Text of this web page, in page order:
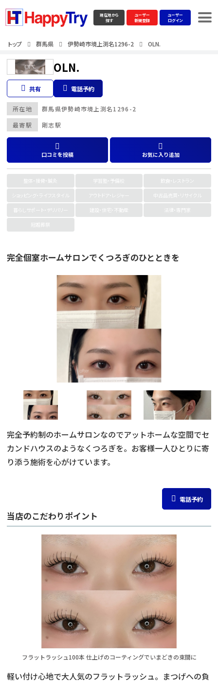
現在地から
探す
ユーザー
新規登録
ユーザー
ログイン
トップ 群馬県 伊勢崎市境上渕名1296-2 OLN.
OLN.
共有 電話予約
最寄駅 剛志駅
所在地 群馬県伊勢崎市境上渕名1296-2
口コミを投稿 お気に入り追加
整体・接骨・鍼灸 学習塾・予備校
飲食・レストラン
ショッピング・ライフスタイル
アウトドア・レジャー
中古品売買・リサイクル
暮らしサポート・デリバリー
建設・住宅・不動産
法律・専門家
冠婚葬祭
完全個室ホームサロンでくつろぎのひとときを
完全予約制のホームサロンなのでアットホームな空間でセ
カンドハウスのようなくつろぎを。お客様一人ひとりに寄
り添う施術を心がけています。
電話予約
当店のこだわりポイント
フラットラッシュ100本 仕上げのコーティングでいまどきの束間に
軽い付け心地で大人気のフラットラッシュ。まつげへの負